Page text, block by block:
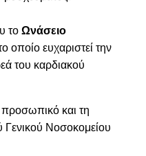
το Ωνάσειο
οποίο ευχαριστεί την
του καρδιακού
προσωπικό και τη
Γενικού Νοσοκομείου